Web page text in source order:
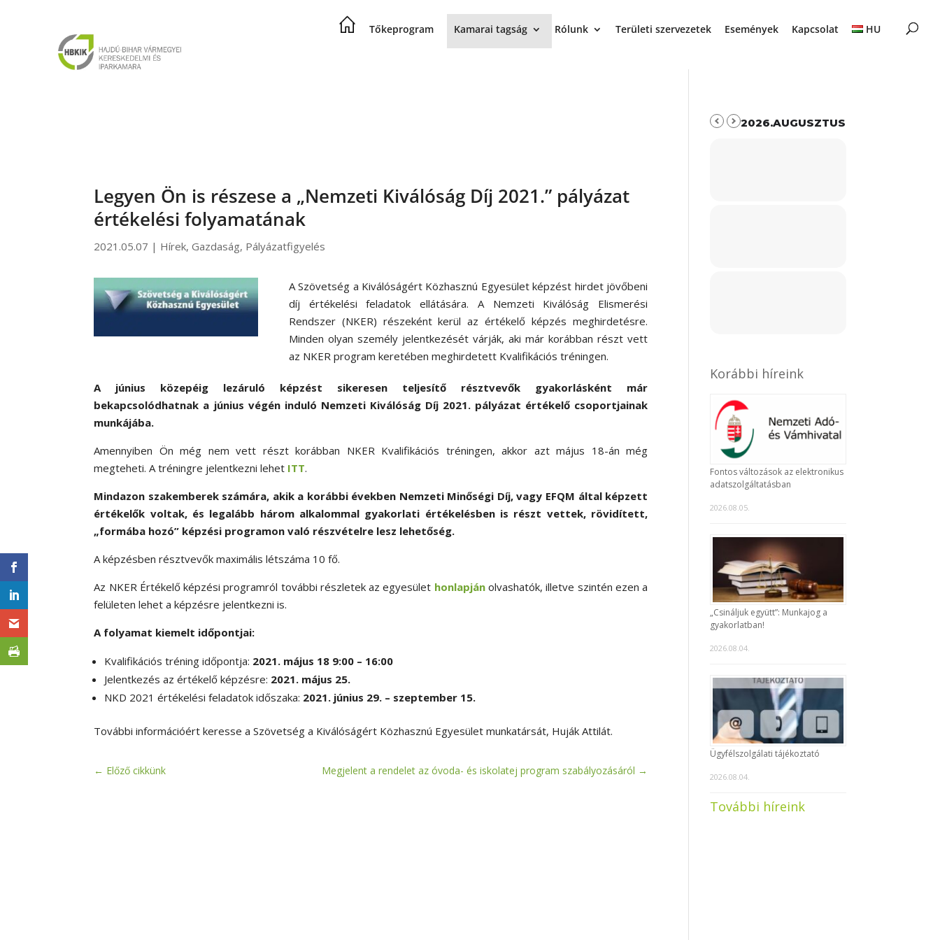
Tőkeprogram Kamarai tagság Rólunk Területi szervezetek Események Kapcsolat HU
Legyen Ön is részese a „Nemzeti Kiválóság Díj 2021.” pályázat
értékelési folyamatának
2021.05.07 | Hírek,Gazdaság, Pályázatfigyelés
A Szövetség a Kiválóságért Közhasznú Egyesület képzést hirdet jövőbeni
díj értékelési feladatok ellátására. A Nemzeti Kiválóság Elismerési
Rendszer (NKER) részeként kerül az értékelő képzés meghirdetésre.
Minden olyan személy jelentkezését várják, aki már korábban részt vett
az NKER program keretében meghirdetett Kvalifikációs tréningen.
A június közepéig lezáruló képzést sikeresen teljesítő résztvevők gyakorlásként már
bekapcsolódhatnak a június végén induló Nemzeti Kiválóság Díj 2021. pályázat értékelő csoportjainak
munkájába.
Amennyiben Ön még nem vett részt korábban NKER Kvalifikációs tréningen, akkor azt május 18-án még
megteheti. A tréningre jelentkezni lehet ITT.
Mindazon szakemberek számára, akik a korábbi években Nemzeti Minőségi Díj, vagy EFQM által képzett
értékelők voltak, és legalább három alkalommal gyakorlati értékelésben is részt vettek, rövidített,
„formába hozó” képzési programon való részvételre lesz lehetőség.
A képzésben résztvevők maximális létszáma 10 fő.
Az NKER Értékelő képzési programról további részletek az egyesület honlapjánolvashatók, illetve szintén ezen a
felületen lehet a képzésre jelentkezni is.
A folyamat kiemelt időpontjai:
Kvalifikációs tréning időpontja: 2021. május 18 9:00 – 16:00
Jelentkezés az értékelő képzésre: 2021. május 25.
NKD 2021 értékelési feladatok időszaka: 2021. június 29. – szeptember 15.
További információért keresse a Szövetség a Kiválóságért Közhasznú Egyesület munkatársát, Huják Attilát.
← Előző cikkünk Megjelent a rendelet az óvoda- és iskolatej program szabályozásáról →
2026.AUGUSZTUS
Korábbi híreink
Fontos változások az elektronikus
adatszolgáltatásban
2026.08.05.
„Csináljuk együtt”: Munkajog a
gyakorlatban!
2026.08.04.
Ügyfélszolgálati tájékoztató
2026.08.04.
További híreink